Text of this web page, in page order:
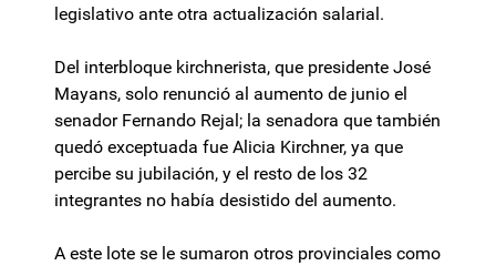
legislativo ante otra actualización salarial.
Del interbloque kirchnerista, que presidente José
Mayans, solo renunció al aumento de junio el
senador Fernando Rejal; la senadora que también
quedó exceptuada fue Alicia Kirchner, ya que
percibe su jubilación, y el resto de los 32
integrantes no había desistido del aumento.
A este lote se le sumaron otros provinciales como